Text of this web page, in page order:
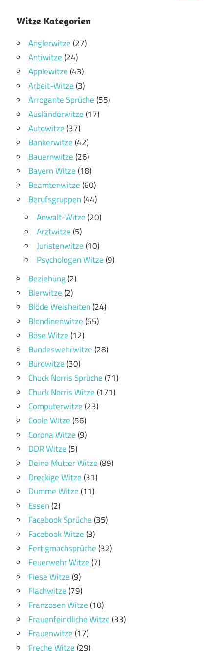
Witze Kategorien
Anglerwitze(27)
Antiwitze(24)
Applewitze(43)
Arbeit-Witze(3)
Arrogante Sprüche(55)
Ausländerwitze(17)
Autowitze(37)
Bankerwitze(42)
Bauernwitze(26)
Bayern Witze(18)
Beamtenwitze(60)
Berufsgruppen(44)
Anwalt-Witze(20)
Arztwitze(5)
Juristenwitze(10)
Psychologen Witze(9)
Beziehung(2)
Bierwitze(2)
Blöde Weisheiten(24)
Blondinenwitze(65)
Böse Witze(12)
Bundeswehrwitze(28)
Bürowitze(30)
Chuck Norris Sprüche(71)
Chuck Norris Witze(171)
Computerwitze(23)
Coole Witze(56)
Corona Witze(9)
DDR Witze(5)
Deine Mutter Witze(89)
Dreckige Witze(31)
Dumme Witze(11)
Essen(2)
Facebook Sprüche(35)
Facebook Witze(3)
Fertigmachsprüche(32)
Feuerwehr Witze(7)
Fiese Witze(9)
Flachwitze(79)
Franzosen Witze(10)
Frauenfeindliche Witze(33)
Frauenwitze(17)
Freche Witze(29)